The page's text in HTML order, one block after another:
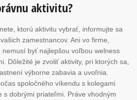
aktivitu?
ktorú aktivitu vybrať, informujte sa
zamestnancov. Ani vo firme,
nemusí byť najlepšou voľbou welness
Dôležité je zvoliť aktivity, pri ktorých sa,
výborne zabavia a uvoľnia.
spoločného víkendu s kolegami
s dobrými priateľmi. Práve vhodným